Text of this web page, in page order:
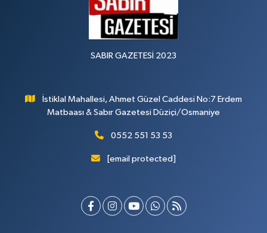
SABIR GAZETESİ 2023
İstiklal Mahallesi, Ahmet Güzel Caddesi No:7 Erdem
Matbaası & Sabır Gazetesi Düziçi/Osmaniye
0552 551 53 53
[email protected]